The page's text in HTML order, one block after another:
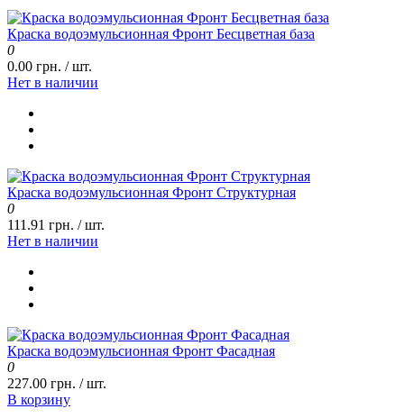
Краска водоэмульсионная Фронт Бесцветная база
0
0.00 грн. / шт.
Нет в наличии
Краска водоэмульсионная Фронт Структурная
0
111.91 грн. / шт.
Нет в наличии
Краска водоэмульсионная Фронт Фасадная
0
227.00 грн. / шт.
В корзину